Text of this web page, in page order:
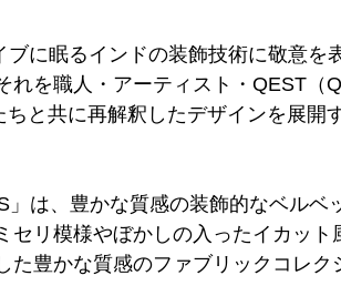
に眠るインドの装飾技術に敬意を
れを職人・アーティスト・QEST（
と共に再解釈したデザインを展開
は、豊かな質感の装飾的なベルベ
セリ模様やぼかしの入ったイカット
た豊かな質感のファブリックコレ